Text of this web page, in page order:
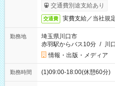
交通費別途支給あり
交通費 実費支給／当社規
勤務地
埼玉県川口市
赤羽駅からバス10分 / 川
情報・出版・メディア
勤務時間 (1)09:00-18:00(休憩60分)